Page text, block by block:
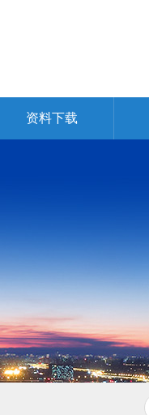
资料下载